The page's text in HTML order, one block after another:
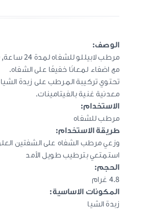
الوصف:
مرطب
مع اضفاء لمعانًا خفيفًا على الشفاه.
تحتوي تركيبة المرطب على زبدة
معدنية غنية بالفيتامينات.
الاستخدام:
مرطب للشفاه
طريقة الاستخدام:
وزعي مرطب الشفاه على الشفتين
استمتعي بترطيب طويل الأمد
الحجم:
4.8 غرام
المكونات الاساسية:
زبدة الشيا